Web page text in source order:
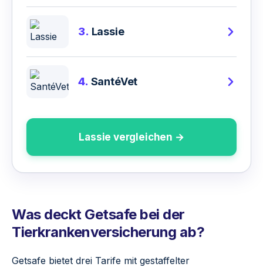
3. Lassie
4. SantéVet
Lassie vergleichen →
Was deckt Getsafe bei der
Tierkrankenversicherung ab?
Getsafe bietet drei Tarife mit gestaffelter